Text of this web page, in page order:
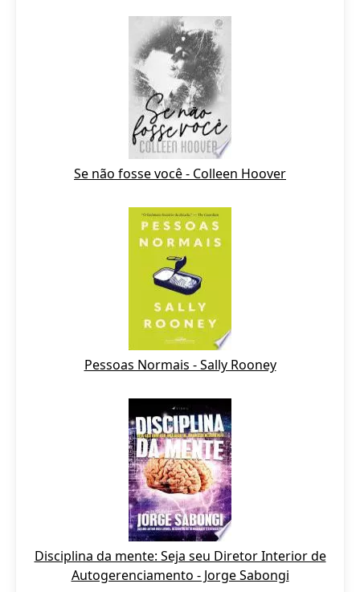
Se não fosse você - Colleen Hoover
Pessoas Normais - Sally Rooney
Disciplina da mente: Seja seu Diretor Interior de
Autogerenciamento - Jorge Sabongi